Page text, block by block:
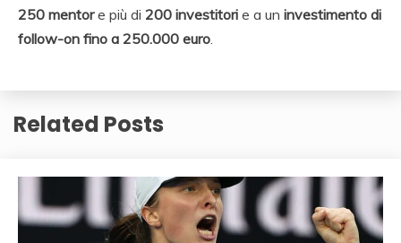
250 mentore più di 200 investitori e a un investimento di
follow-on fino a 250.000 euro
Related Posts